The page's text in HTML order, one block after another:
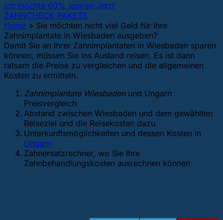
Ich möchte 60% sparen Jetzt
ZAHNCHECK PAKETE
Home » Sie möchten nicht viel Geld für Ihre
Zahnimplantate in Wiesbaden ausgeben?
Damit Sie an Ihrer Zahnimplantaten in Wiesbaden sparen
können, müssen Sie ins Ausland reisen. Es ist dann
ratsam die Preise zu vergleichen und die allgemeinen
Kosten zu ermitteln.
Zahnimplantate Wiesbadenund Ungarn
Preisvergleich
Abstand zwischen Wiesbaden und dem gewählten
Reiseziel und die Reisekosten dazu
Unterkunftsmöglichkeiten und dessen Kosten in
Ungarn
Zahnersatzrechner, wo Sie Ihre
Zahnbehandlungskosten ausrechnen können